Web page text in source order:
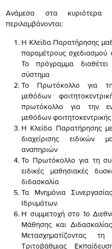
Ανάμεσα στα κυριότερα
περιλαμβάνονται:
Η Κλείδα Παρατήρησης
παραμέτρους σχεδιασμού
Το πρόγραμμα διαθέτει
σύστημα
Το Πρωτόκολλο για
μεθόδων
πρωτόκολλο για την
μεθόδων φοιτητοκεντρικής
Η Κλείδα Παρατήρησης
διαχείρισης ειδικών
αναπηριών
Το Πρωτόκολλο για τη
ειδικές μαθησιακές
διδασκαλία
Τα Μνημόνια
Ιδρυμάτων.
Η συμμετοχή στο 1ο
Μάθησης και
Μετασχηματίζοντας
Τριτοβάθμιας